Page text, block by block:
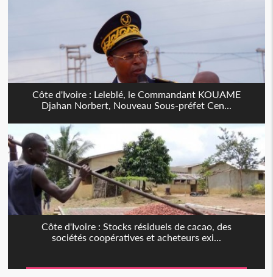
Côte d'Ivoire : Leleblé, le Commandant KOUAME
Djahan Norbert, Nouveau Sous-préfet Cen...
Côte d'Ivoire : Stocks résiduels de cacao, des
sociétés coopératives et acheteurs exi...